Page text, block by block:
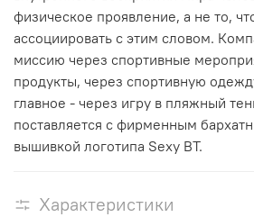
физическое проявление, а не то,
ассоциировать с этим словом.
миссию через спортивные
продукты, через спортивную
главное - через игру в пляжный
поставляется с фирменным
вышивкой логотипа Sexy BT.
Характеристики